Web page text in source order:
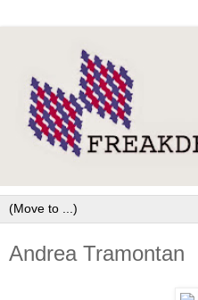
Andrea Tramontan